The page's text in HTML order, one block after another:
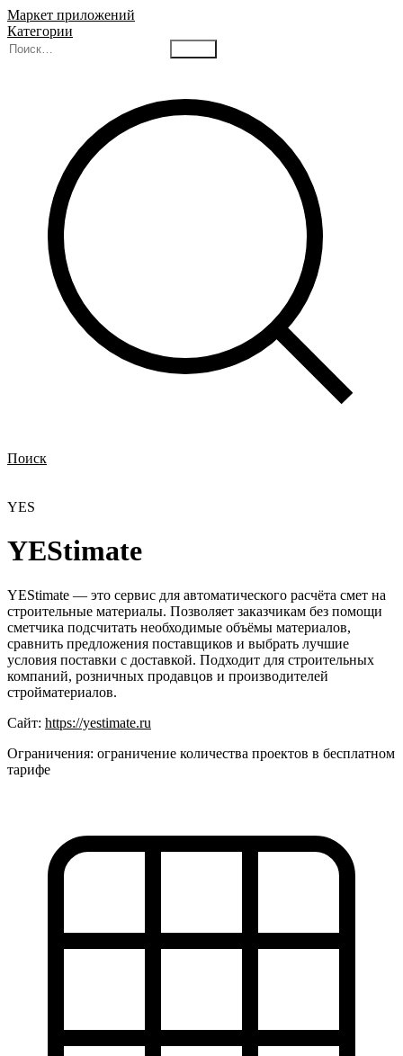
Маркет приложений
Категории
Поиск
YES
YEStimate
YEStimate — это сервис для автоматического расчёта смет на
строительные материалы. Позволяет заказчикам без помощи
сметчика подсчитать необходимые объёмы материалов,
сравнить предложения поставщиков и выбрать лучшие
условия поставки с доставкой. Подходит для строительных
компаний, розничных продавцов и производителей
стройматериалов.
Сайт: https://yestimate.ru
Ограничения: ограничение количества проектов в бесплатном
тарифе